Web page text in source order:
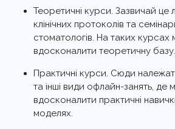
Теоретичні курси. Зазвичай це
клінічних протоколів та
стоматологів. На таких
вдосконалити теоретичну базу.
Практичні курси. Сюди
та інші види офлайн-занять, де
вдосконалити практичні
моделях.